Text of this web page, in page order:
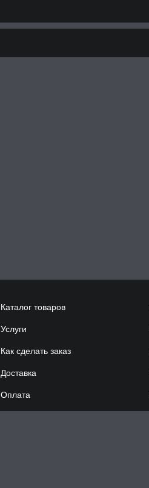
Каталог товаров
Услуги
Как сделать заказ
Доставка
Оплата